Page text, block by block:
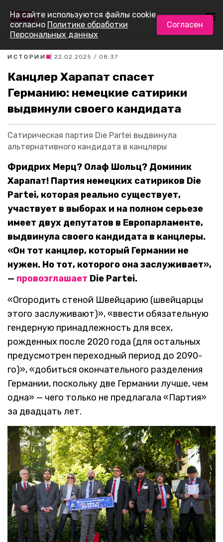
ИСТОРИИ | 22.02.2025 / 08:37
Канцлер Харапат спасет
Германию: немецкие сатирики
выдвинули своего кандидата
Сатирическая партия Die Partei выдвинула
альтернативного кандидата в канцлеры
Фридрих Мерц? Олаф Шольц? Доминик
Харапат! Партия немецких сатириков Die
Partei, которая реально существует,
участвует в выборах и на полном серьезе
имеет двух депутатов в Европарламенте,
выдвинула своего кандидата в канцлеры.
«Он тот канцлер, который Германии не
нужен. Но тот, которого она заслуживает»,
— провозглашает Die Partei.
«Огородить стеной Швейцарию (швейцарцы
этого заслуживают)», «ввести обязательную
гендерную принадлежность для всех,
рожденных после 2020 года (для остальных
предусмотрен переходный период до 2090-
го)», «добиться окончательного разделения
Германии, поскольку две Германии лучше, чем
одна» — чего только не предлагала «Партия»
за двадцать лет.
На сайте используются файлы cookie
согласно Политике обработки
Персональных данных
Согласен